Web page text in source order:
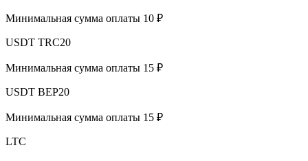
Минимальная сумма оплаты 10 ₽
USDT TRC20
Минимальная сумма оплаты 15 ₽
USDT BEP20
Минимальная сумма оплаты 15 ₽
LTC